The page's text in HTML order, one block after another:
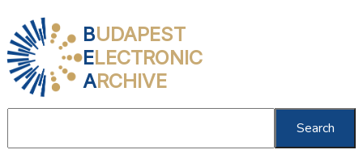
BUDAPEST
ELECTRONIC
ARCHIVE
Search